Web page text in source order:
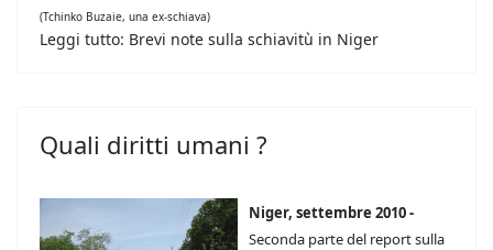
(Tchinko Buzaie, una ex-schiava)
Leggi tutto: Brevi note sulla schiavitù in Niger
Quali diritti umani ?
Niger, settembre 2010 -
Seconda parte del report sulla